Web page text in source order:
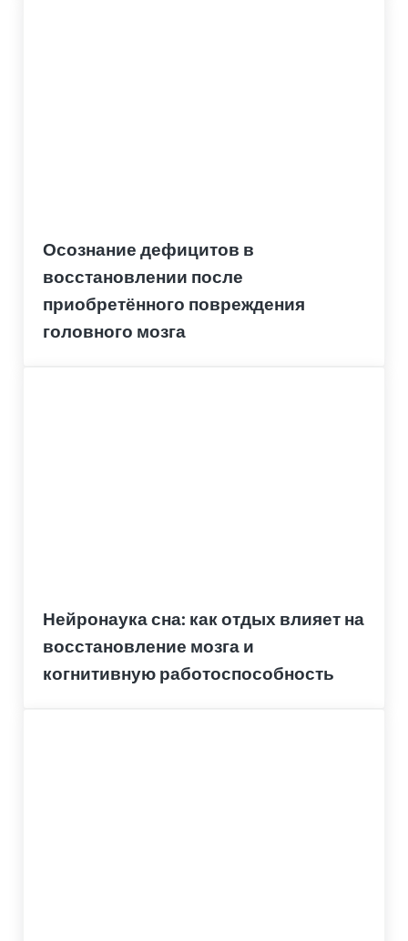
Осознание дефицитов в
восстановлении после
приобретённого повреждения
головного мозга
Нейронаука сна: как отдых влияет на
восстановление мозга и
когнитивную работоспособность